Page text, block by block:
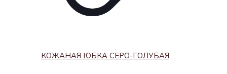
КОЖАНАЯ ЮБКА СЕРО-ГОЛУБАЯ